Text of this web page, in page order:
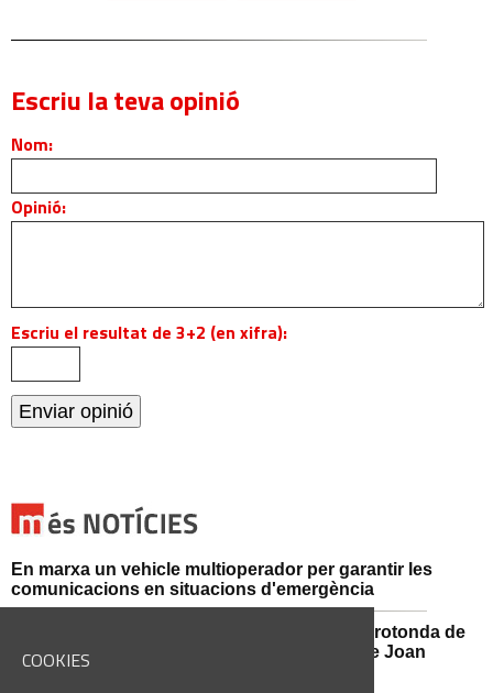
COOKIES
Escriu la teva opinió
Nom:
Opinió:
Escriu el resultat de 3+2 (en xifra):
En marxa un vehicle multioperador per garantir les
comunicacions en situacions d'emergència
Afectacions al trànsit aquest divendres a la rotonda de
l'Avinguda dels Dolors amb el carrer Alcalde Joan
Selves